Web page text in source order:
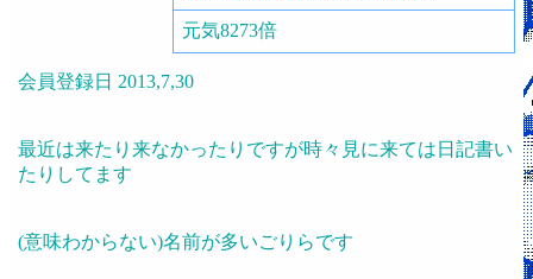
元気8273倍
会員登録日 2013,7,30
最近は来たり来なかったりですが時々見に来ては日記書い
たりしてます
(意味わからない)名前が多いごりらです